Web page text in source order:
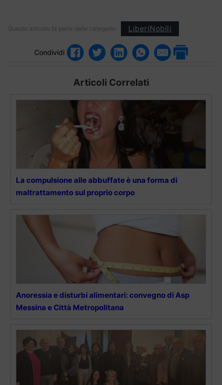
Questo articolo fa parte delle categorie: LiberiNobili
Condividi
Articoli Correlati
La compulsione alle abbuffate è una forma di
maltrattamento sul proprio corpo
Anoressia e disturbi alimentari: convegno di Asp
Messina e Città Metropolitana